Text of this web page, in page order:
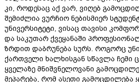
კი, როდესაც აქ ვარ, ვიღებ
შემიძლია ვურჩიო ნებისმიერ
უნივერსიტეტი, ვისაც თავისი
და საკუთარ ქვეყანაში
ზრდით დაბრუნება სურს. როგორც
ქართველი ხალხისგან სწავლა ჩემი
ყველაზე მნიშვნელოვანი
მეპარება, რომ ასეთი გამოცდილება